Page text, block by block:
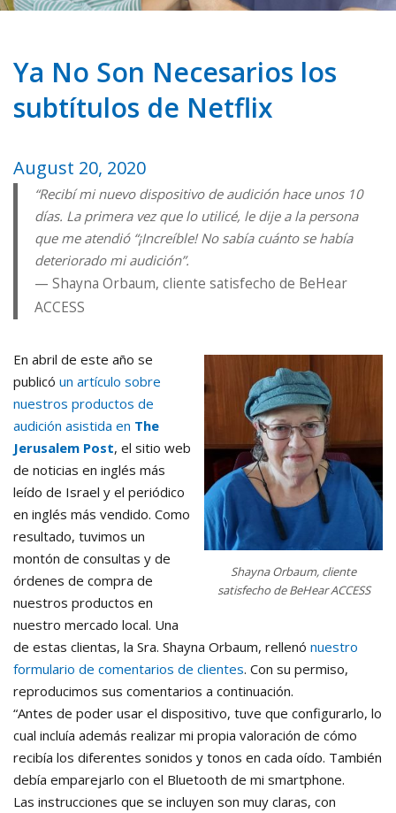
Ya No Son Necesarios los
subtítulos de Netflix
August 20, 2020
“Recibí mi nuevo dispositivo de audición hace unos 10
días. La primera vez que lo utilicé, le dije a la persona
que me atendió “¡Increíble! No sabía cuánto se había
deteriorado mi audición”.
Shayna Orbaum, cliente satisfecho de BeHear
ACCESS
Shayna Orbaum, cliente
satisfecho de BeHear ACCESS
En abril de este año se
publicó un artículo sobre
nuestros productos de
audición asistida en The
Jerusalem Post, el sitio web
de noticias en inglés más
leído de Israel y el periódico
en inglés más vendido. Como
resultado, tuvimos un
montón de consultas y de
órdenes de compra de
nuestros productos en
nuestro mercado local. Una
de estas clientas, la Sra. Shayna Orbaum, rellenó nuestro
formulario de comentarios de clientes. Con su permiso,
reproducimos sus comentarios a continuación.
“Antes de poder usar el dispositivo, tuve que configurarlo, lo
cual incluía además realizar mi propia valoración de cómo
recibía los diferentes sonidos y tonos en cada oído. También
debía emparejarlo con el Bluetooth de mi smartphone.
Las instrucciones que se incluyen son muy claras, con